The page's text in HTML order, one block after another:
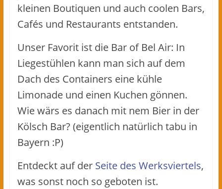
kleinen Boutiquen und auch coolen Bars,
Cafés und Restaurants entstanden.
Unser Favorit ist die Bar of Bel Air: In
Liegestühlen kann man sich auf dem
Dach des Containers eine kühle
Limonade und einen Kuchen gönnen.
Wie wärs es danach mit nem Bier in der
Kölsch Bar? (eigentlich natürlich tabu in
Bayern :P)
Entdeckt auf der Seite des Werksviertels,
was sonst noch so geboten ist.